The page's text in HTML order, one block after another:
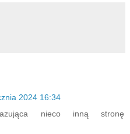
2024 16:34
nieco inną stronę